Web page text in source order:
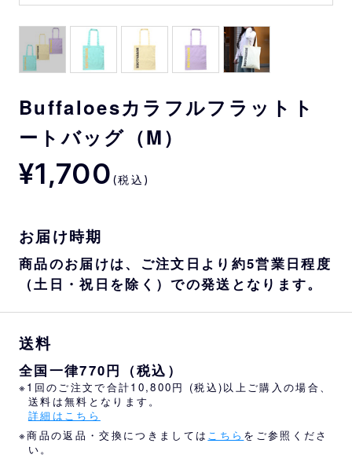
Buffaloesカラフルフラットト
ートバッグ（M）
¥1,700 (税込)
お届け時期
商品のお届けは、ご注文日より約5営業日程度
（土日・祝日を除く）での発送となります。
送料
全国一律770円（税込）
※1回のご注文で合計10,800円 (税込)以上ご購入の場合、
送料は無料となります。
詳細はこちら
※商品の返品・交換につきましては こちら をご参照くださ
い。